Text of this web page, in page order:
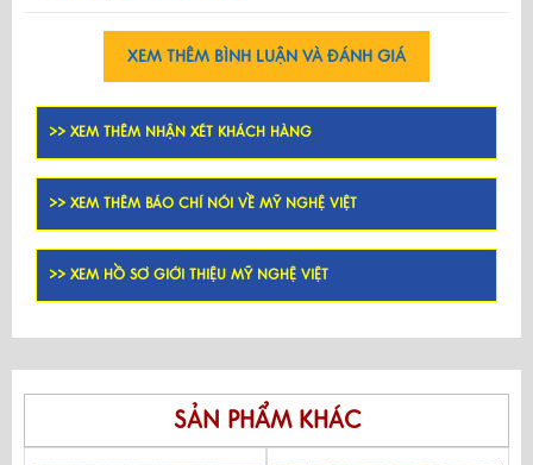
XEM THÊM BÌNH LUẬN VÀ ĐÁNH GIÁ
>> XEM THÊM NHẬN XÉT KHÁCH HÀNG
>> XEM THÊM BÁO CHÍ NÓI VỀ MỸ NGHỆ VIỆT
>> XEM HỒ SƠ GIỚI THIỆU MỸ NGHỆ VIỆT
SẢN PHẨM KHÁC